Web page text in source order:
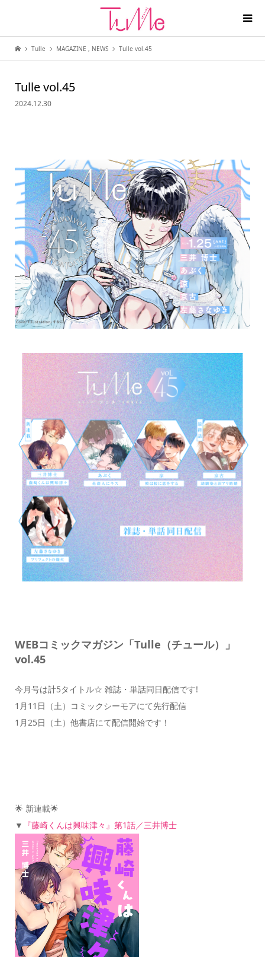
Tulle MAGAZINE , NEWS Tulle vol.45
Tulle vol.45
2024.12.30
WEBコミックマガジン「Tulle（チュール）」
vol.45
今月号は計5タイトル☆ 雑誌・単話同日配信です!
1月11日（土）コミックシーモアにて先行配信
1月25日（土）他書店にて配信開始です！
🌟 新連載🌟
▼ 『藤崎くんは興味津々』第1話／三井博士